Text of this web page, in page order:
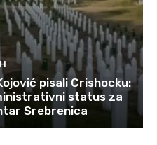
pisali Crishocku:
status za
Srebrenica